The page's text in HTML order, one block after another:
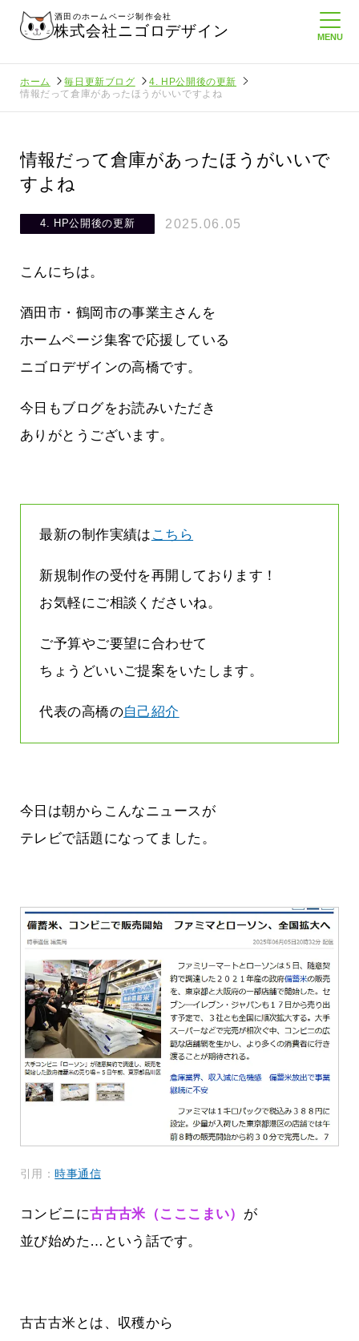
酒田のホームページ制作会社
株式会社ニゴロデザイン
ホーム 毎日更新ブログ
4. HP公開後の更新
情報だって倉庫があったほうがいいですよね
情報だって倉庫があったほうがいいで
すよね
4. HP公開後の更新 2025.06.05
こんにちは。
酒田市・鶴岡市の事業主さんを
ホームページ集客で応援している
ニゴロデザインの高橋です。
今日もブログをお読みいただき
ありがとうございます。
最新の制作実績は こちら
新規制作の受付を再開しております！
お気軽にご相談くださいね。
ご予算やご要望に合わせて
ちょうどいいご提案をいたします。
代表の高橋の自己紹介
今日は朝からこんなニュースが
テレビで話題になってました。
引用： 時事通信
コンビニに古古古米（こここまい） が
並び始めた…という話です。
古古古米とは、収穫から
！まも
梨にウニに…レベルも規模も違いすぎ
るんですけど
2026.07.26